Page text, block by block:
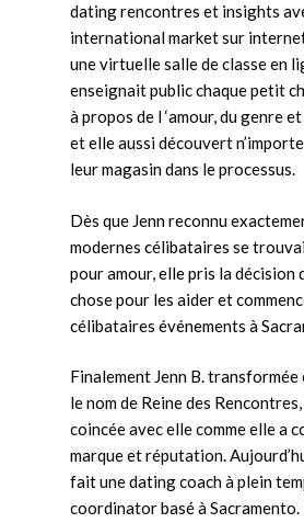
dating rencontres et insights
international market sur
une virtuelle salle de classe en
enseignait public chaque petit
à propos de l ‘amour, du genre
et elle aussi découvert
leur magasin dans le processus.
Dès que Jenn reconnu
modernes célibataires se
pour amour, elle pris la décision
chose pour les aider et
célibataires événements à
Finalement Jenn B. transformée
le nom de Reine des
coincée avec elle comme elle a
marque et réputation.
fait une dating coach à plein
coordinator basé à